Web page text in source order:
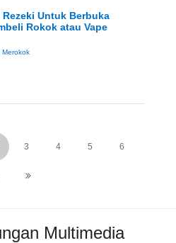
Untuk Berbuka
Rokok atau Vape
Merokok
3 4 5 6
Multimedia